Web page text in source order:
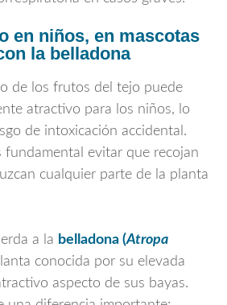
en niños, en mascotas
la belladona
de los frutos del tejo puede
atractivo para los niños, lo
de intoxicación accidental.
fundamental evitar que recojan
cualquier parte de la planta
a la belladona (Atropa
conocida por su elevada
aspecto de sus bayas.